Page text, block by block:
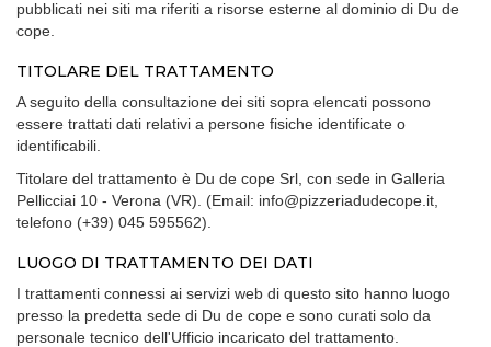
pubblicati nei siti ma riferiti a risorse esterne al dominio di Du de
cope.
TITOLARE DEL TRATTAMENTO
A seguito della consultazione dei siti sopra elencati possono
essere trattati dati relativi a persone fisiche identificate o
identificabili.
Titolare del trattamento è Du de cope Srl, con sede in Galleria
Pellicciai 10 - Verona (VR). (Email: info@pizzeriadudecope.it,
telefono (+39) 045 595562).
LUOGO DI TRATTAMENTO DEI DATI
I trattamenti connessi ai servizi web di questo sito hanno luogo
presso la predetta sede di Du de cope e sono curati solo da
personale tecnico dell'Ufficio incaricato del trattamento.